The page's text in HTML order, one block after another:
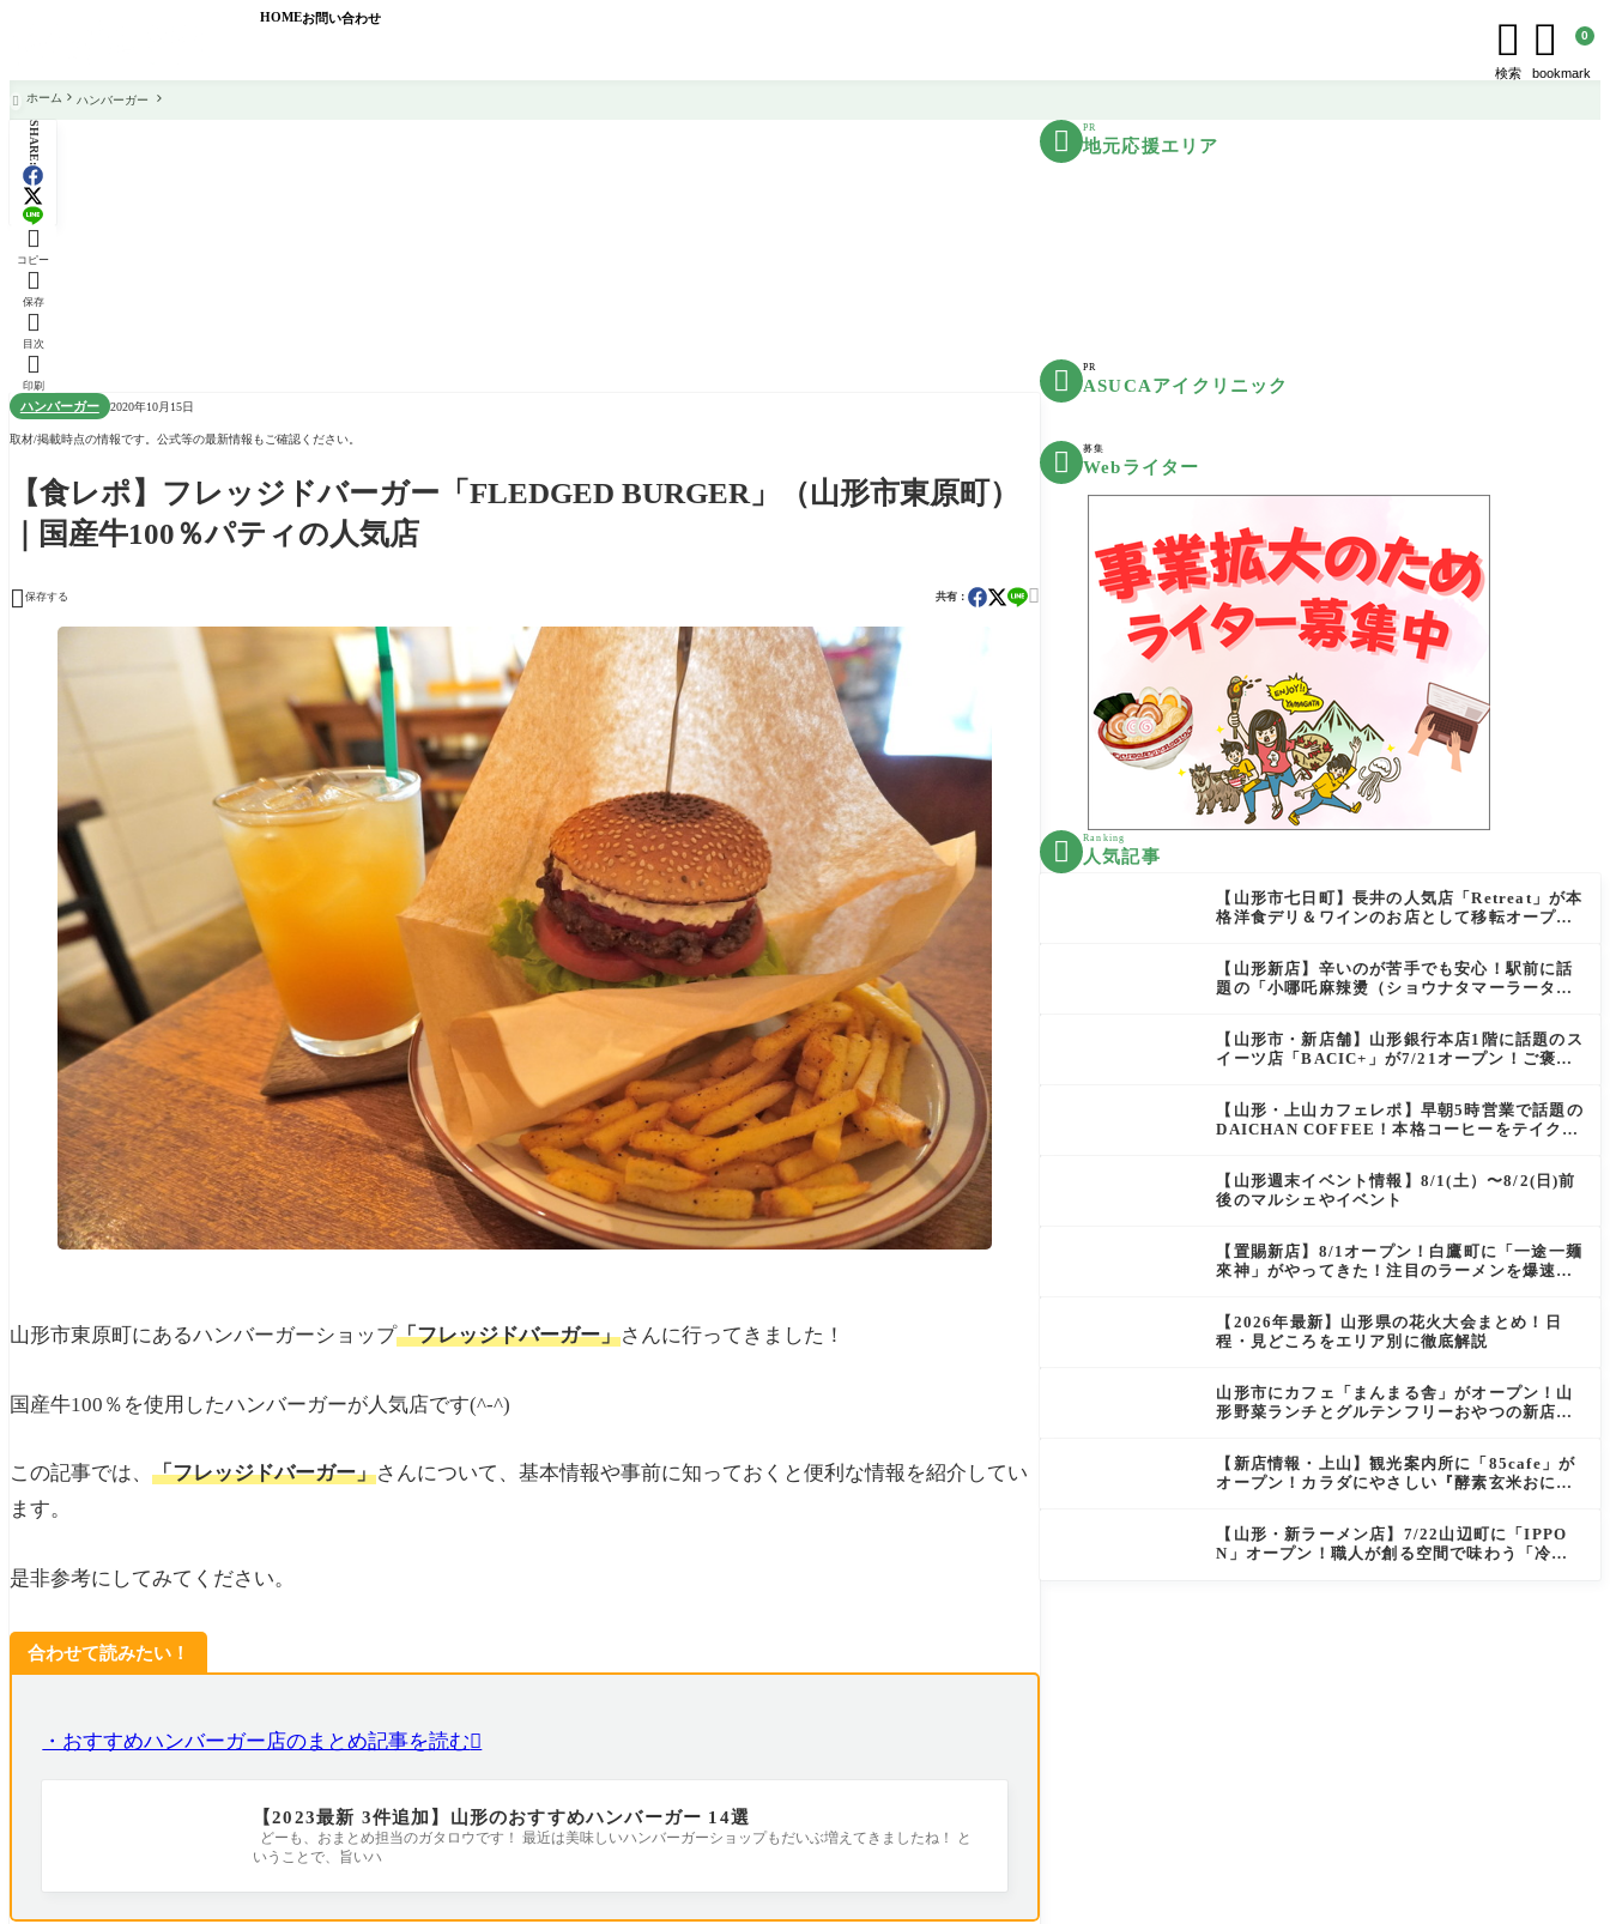
HOMEお問い合わせ 
検索
 0
bookmark
 ホーム ハンバーガー
SHARE:

コピー

保存

目次

印刷
ハンバーガー 2020年10月15日
取材/掲載時点の情報です。公式等の最新情報もご確認ください。
【食レポ】フレッジドバーガー「FLEDGED BURGER」（山形市東原町）
｜国産牛100％パティの人気店
 保存する 共有： 
山形市東原町にあるハンバーガーショップ「フレッジドバーガー」さんに行ってきました！
国産牛100％を使用したハンバーガーが人気店です(^-^)
この記事では、 「フレッジドバーガー」さんについて、基本情報や事前に知っておくと便利な情報を紹介してい
ます。
是非参考にしてみてください。
合わせて読みたい！
・おすすめハンバーガー店のまとめ記事を読む
【2023最新 3件追加】山形のおすすめハンバーガー 14選
どーも、おまとめ担当のガタロウです！ 最近は美味しいハンバーガーショップもだいぶ増えてきましたね！ と
いうことで、旨いハ
 PR
地元応援エリア
 PR
ASUCAアイクリニック
 募集
Webライター
 Ranking
人気記事
【山形市七日町】長井の人気店「Retreat」が本
格洋食デリ＆ワインのお店として移転オープン
【山形新店】辛いのが苦手でも安心！駅前に話
題の「小哪吒麻辣燙（ショウナタマーラータ
【山形市・新店舗】山形銀行本店1階に話題のス
イーツ店「BACIC+」が7/21オープン！ご褒美
【山形・上山カフェレポ】早朝5時営業で話題の
DAICHAN COFFEE！本格コーヒーをテイクア
【山形週末イベント情報】8/1(土）〜8/2(日)前
後のマルシェやイベント
【置賜新店】8/1オープン！白鷹町に「一途一麺
來神」がやってきた！注目のラーメンを爆速実
【2026年最新】山形県の花火大会まとめ！日
程・見どころをエリア別に徹底解説
山形市にカフェ「まんまる舎」がオープン！山
形野菜ランチとグルテンフリーおやつの新店情
【新店情報・上山】観光案内所に「85cafe」が
オープン！カラダにやさしい『酵素玄米おにぎ
【山形・新ラーメン店】7/22山辺町に「IPPO
N」オープン！職人が創る空間で味わう「冷た